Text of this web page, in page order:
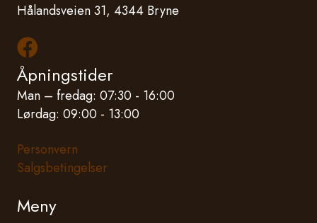
Hålandsveien 31, 4344 Bryne
Les mer om oss på Facebook
Åpningstider
Man – fredag: 07:30 - 16:00
Lørdag: 09:00 - 13:00
Personvern
Salgsbetingelser
Meny